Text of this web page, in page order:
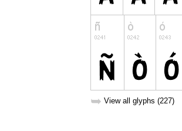
➥ View all glyphs (227)